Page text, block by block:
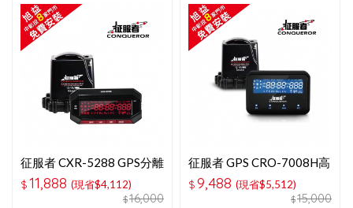
征服者 CXR-5288 GPS分離
式全頻測速器
$11,888 (現省$4,112)
$16,000
征服者 GPS CRO-7008H高
感七彩炫光屏分離式全頻測
速器
$9,488 (現省$5,512)
$15,000